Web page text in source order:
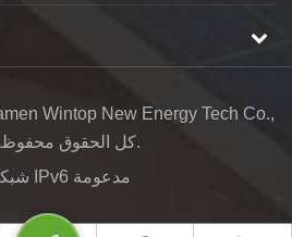
Ltd.. كل الحقوق محفوظة.
شبكة IPv6 مدعومة